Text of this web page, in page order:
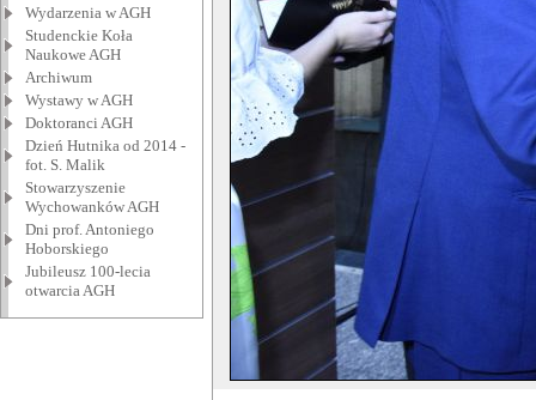
Wydarzenia w AGH
Studenckie Koła
Naukowe AGH
Archiwum
Wystawy w AGH
Doktoranci AGH
Dzień Hutnika od 2014 -
fot. S. Malik
Stowarzyszenie
Wychowanków AGH
Dni prof. Antoniego
Hoborskiego
Jubileusz 100-lecia
otwarcia AGH